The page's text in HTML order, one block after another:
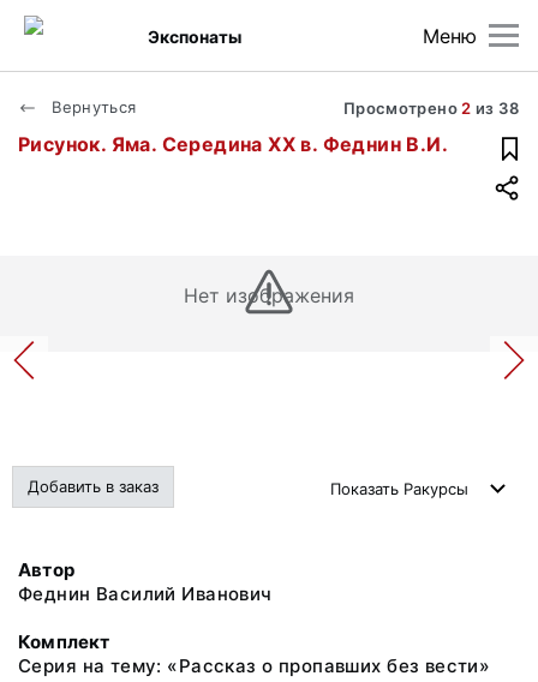
Меню
Экспонаты
Вернуться Просмотрено 2 из 38
Рисунок. Яма. Середина ХХ в. Феднин В.И.
Нет изображения
Добавить в заказ Показать Ракурсы
Автор
Феднин Василий Иванович
Комплект
Серия на тему: «Рассказ о пропавших без вести»